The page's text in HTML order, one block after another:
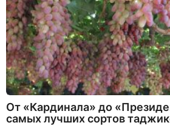
От «Кардинала» до
самых лучших сортов